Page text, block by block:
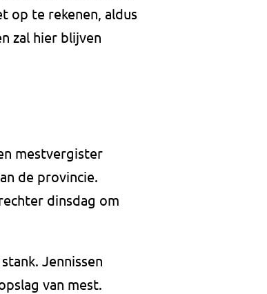
op te rekenen, aldus
zal hier blijven
mestvergister
de provincie.
dinsdag om
Jennissen
van mest.